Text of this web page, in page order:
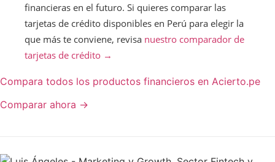
financieras en el futuro. Si quieres comparar las
tarjetas de crédito disponibles en Perú para elegir la
que más te conviene, revisa nuestro comparador de
tarjetas de crédito →
Compara todos los productos financieros en Acierto.pe
Comparar ahora →